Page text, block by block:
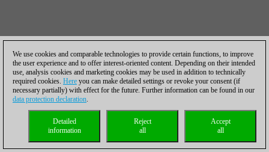
We use cookies and comparable technologies to provide certain functions, to improve
the user experience and to offer interest-oriented content. Depending on their intended
use, analysis cookies and marketing cookies may be used in addition to technically
required cookies. Here you can make detailed settings or revoke your consent (if
necessary partially) with effect for the future. Further information can be found in our
data protection declaration.
Accept
all
Reject
all
Detailed
information